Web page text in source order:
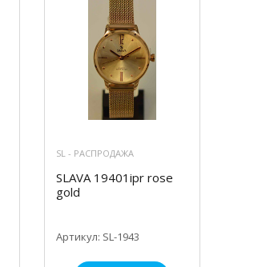
SL - РАСПРОДАЖА
SLAVA 19401ipr rose
gold
Артикул: SL-1943